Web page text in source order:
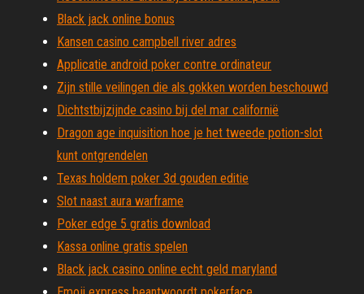
Black jack online bonus
Kansen casino campbell river adres
Applicatie android poker contre ordinateur
Zijn stille veilingen die als gokken worden beschouwd
Dichtstbijzijnde casino bij del mar californië
Dragon age inquisition hoe je het tweede potion-slot
kunt ontgrendelen
Texas holdem poker 3d gouden editie
Slot naast aura warframe
Poker edge 5 gratis download
Kassa online gratis spelen
Black jack casino online echt geld maryland